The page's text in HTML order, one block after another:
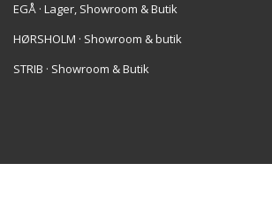
EGÅ · Lager, Showroom & Butik
HØRSHOLM · Showroom & butik
STRIB · Showroom & Butik